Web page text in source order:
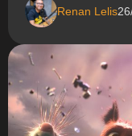
Renan Lelis